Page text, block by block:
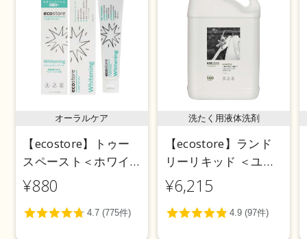
オーラルケア
【ecostore】トゥー
スペースト＜ホワイ
トニング＞ 100g
¥880
洗たく用液体洗剤
【ecostore】ランド
リーリキッド ＜ユー
カリ＞ 5L
¥6,215